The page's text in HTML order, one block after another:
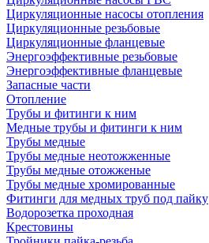
Циркуляционные насосы отопления
Циркуляционные резьбовые
Циркуляционные фланцевые
Энергоэффективные резьбовые
Энергоэффективные фланцевые
Запасные части
Отопление
Трубы и фитинги к ним
Медные трубы и фитинги к ним
Трубы медные
Трубы медные неотожженные
Трубы медные отожженые
Трубы медные хромированные
Фитинги для медных труб под пайку
Водорозетка проходная
Крестовины